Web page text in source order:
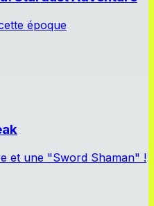
époque
et une "Sword Shaman" !